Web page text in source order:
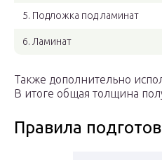
5. Подложка под ламинат
6. Ламинат
Также дополнительно
В итоге общая толщина
Правила